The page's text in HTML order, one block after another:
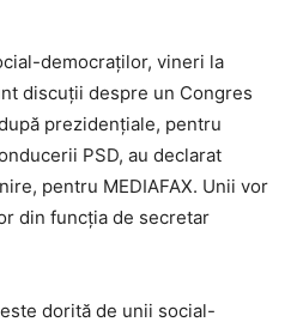
democraților, vineri la
discuții despre un Congres
prezidențiale, pentru
PSD, au declarat
pentru MEDIAFAX. Unii vor
din funcția de secretar
dorită de unii social-